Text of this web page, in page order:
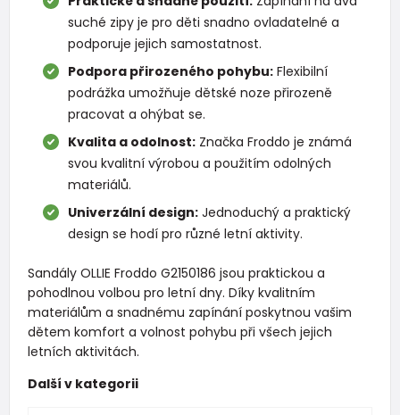
suché zipy je pro děti snadno ovladatelné a
podporuje jejich samostatnost.
Podpora přirozeného pohybu: Flexibilní
podrážka umožňuje dětské noze přirozeně
pracovat a ohýbat se.
Kvalita a odolnost: Značka Froddo je známá
svou kvalitní výrobou a použitím odolných
materiálů.
Univerzální design: Jednoduchý a praktický
design se hodí pro různé letní aktivity.
Sandály OLLIE Froddo G2150186 jsou praktickou a
pohodlnou volbou pro letní dny. Díky kvalitním
materiálům a snadnému zapínání poskytnou vašim
dětem komfort a volnost pohybu při všech jejich
letních aktivitách.
Další v kategorii